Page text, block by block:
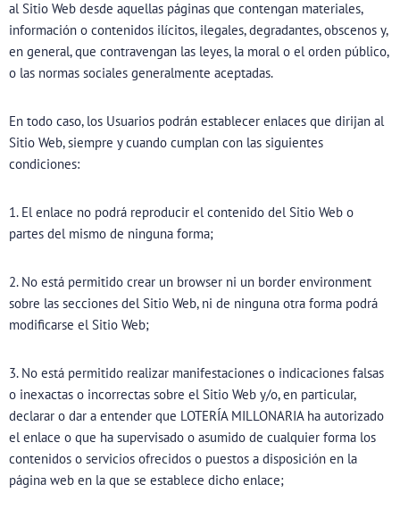
al Sitio Web desde aquellas páginas que contengan materiales,
información o contenidos ilícitos, ilegales, degradantes, obscenos y,
en general, que contravengan las leyes, la moral o el orden público,
o las normas sociales generalmente aceptadas.
En todo caso, los Usuarios podrán establecer enlaces que dirijan al
Sitio Web, siempre y cuando cumplan con las siguientes
condiciones:
1. El enlace no podrá reproducir el contenido del Sitio Web o
partes del mismo de ninguna forma;
2. No está permitido crear un browser ni un border environment
sobre las secciones del Sitio Web, ni de ninguna otra forma podrá
modificarse el Sitio Web;
3. No está permitido realizar manifestaciones o indicaciones falsas
o inexactas o incorrectas sobre el Sitio Web y/o, en particular,
declarar o dar a entender que LOTERÍA MILLONARIA ha autorizado
el enlace o que ha supervisado o asumido de cualquier forma los
contenidos o servicios ofrecidos o puestos a disposición en la
página web en la que se establece dicho enlace;